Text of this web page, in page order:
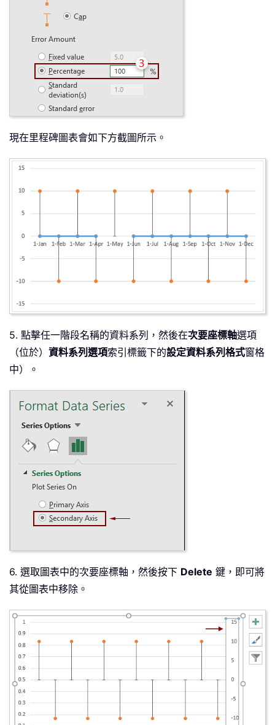
現在里程碑圖表會如下方截圖所示。
5. 點擊任一階段名稱的資料系列，然後在次要座標軸選項
（位於） 資料系列選項索引標籤下的設定資料系列格式窗格
中）。
6. 選取圖表中的次要座標軸，然後按下 Delete 鍵，即可將
其從圖表中移除。